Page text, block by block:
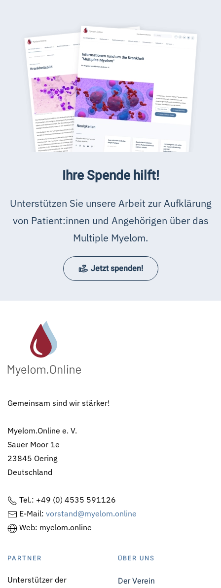
Ihre Spende hilft!
Unterstützen Sie unsere Arbeit zur Aufklärung
von Patient:innen und Angehörigen über das
Multiple Myelom.
Jetzt spenden!
Gemeinsam sind wir stärker!
Myelom.Online e. V.
Sauer Moor 1e
23845 Oering
Deutschland
Tel.: +49 (0) 4535 591126
E-Mail: vorstand@myelom.online
Web: myelom.online
PARTNER
Unterstützer der
ÜBER UNS
Der Verein